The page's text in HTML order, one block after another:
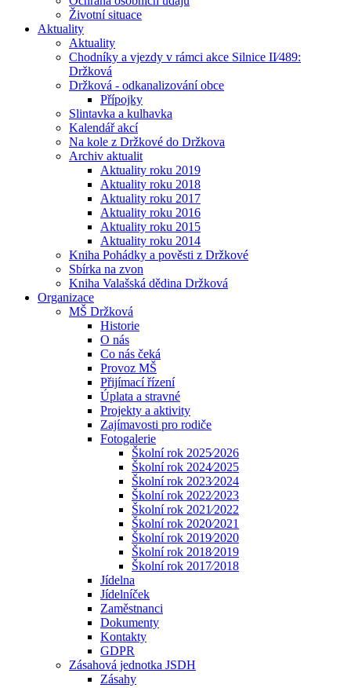
Životní situace
Aktuality
Aktuality
Chodníky a vjezdy v rámci akce Silnice II⁄489:
Držková
Držková - odkanalizování obce
Přípojky
Slintavka a kulhavka
Kalendář akcí
Na kole z Držkové do Držkova
Archiv aktualit
Aktuality roku 2019
Aktuality roku 2018
Aktuality roku 2017
Aktuality roku 2016
Aktuality roku 2015
Aktuality roku 2014
Kniha Pohádky a pověsti z Držkové
Sbírka na zvon
Kniha Valašská dědina Držková
Organizace
MŠ Držková
Historie
O nás
Co nás čeká
Provoz MŠ
Přijímací řízení
Úplata a stravné
Projekty a aktivity
Zajímavosti pro rodiče
Fotogalerie
Školní rok 2025⁄2026
Školní rok 2024⁄2025
Školní rok 2023⁄2024
Školní rok 2022⁄2023
Školní rok 2021⁄2022
Školní rok 2020⁄2021
Školní rok 2019⁄2020
Školní rok 2018⁄2019
Školní rok 2017⁄2018
Jídelna
Jídelníček
Zaměstnanci
Dokumenty
Kontakty
GDPR
Zásahová jednotka JSDH
Zásahy